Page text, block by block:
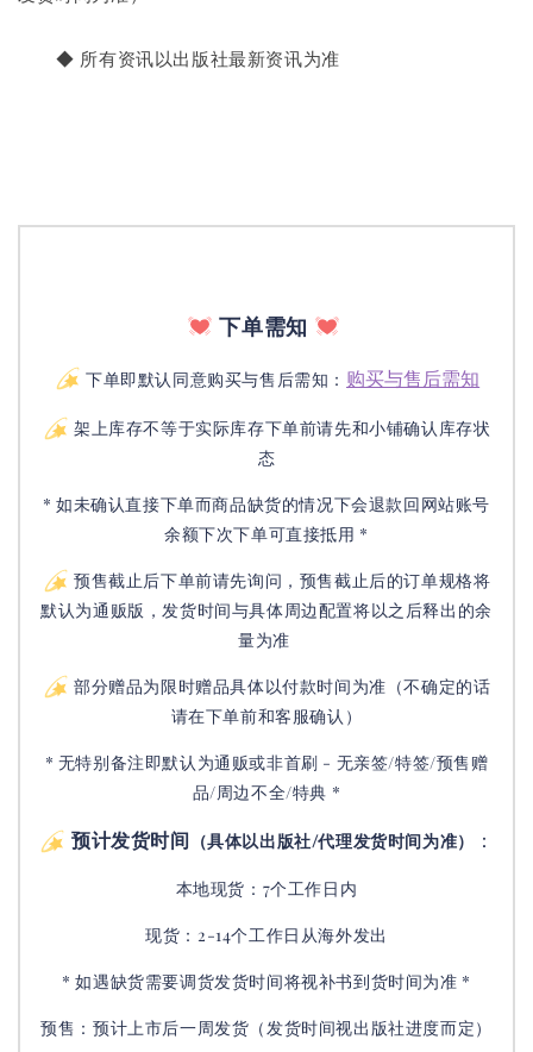
◆ 所有资讯以出版社最新资讯为准
下单需知
下单即默认同意购买与售后需知： 购买与售后需知
架上库存不等于实际库存下单前请先和小铺确认库存状
态
* 如未确认直接下单而商品缺货的情况下会退款回网站账号
余额下次下单可直接抵用 *
预售截止后下单前请先询问，预售截止后的订单规格将
默认为通贩版，发货时间与具体周边配置将以之后释出的余
量为准
部分赠品为限时赠品具体以付款时间为准（不确定的话
请在下单前和客服确认）
* 无特别备注即默认为通贩或非首刷 - 无亲签/特签/预售赠
品/周边不全/特典 *
预计发货时间 （具体以出版社/代理发货时间为准） ：
本地现货：7个工作日内
现货：2-14个工作日从海外发出
* 如遇缺货需要调货发货时间将视补书到货时间为准 *
预售：预计上市后一周发货（发货时间视出版社进度而定）